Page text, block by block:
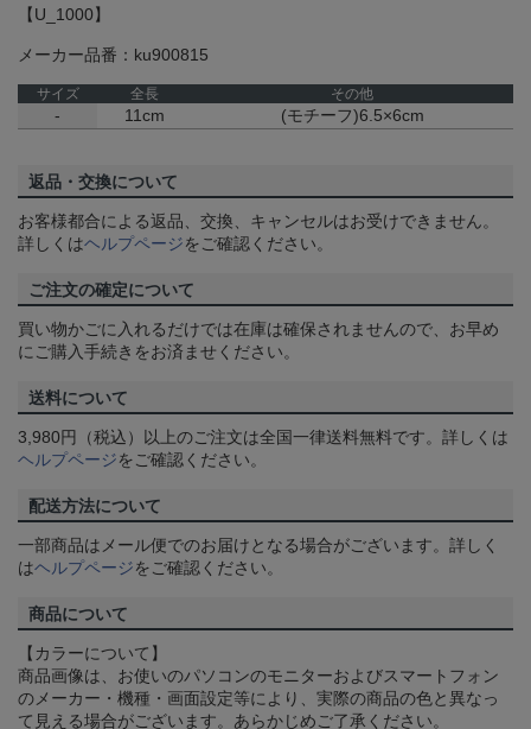
【U_1000】
メーカー品番：ku900815
サイズ 全長 その他
- 11cm (モチーフ)6.5×6cm
返品・交換について
お客様都合による返品、交換、キャンセルはお受けできません。
詳しくはヘルプページをご確認ください。
ご注文の確定について
買い物かごに入れるだけでは在庫は確保されませんので、お早め
にご購入手続きをお済ませください。
送料について
3,980円（税込）以上のご注文は全国一律送料無料です。詳しくは
ヘルプページをご確認ください。
配送方法について
一部商品はメール便でのお届けとなる場合がございます。詳しく
はヘルプページをご確認ください。
商品について
【カラーについて】
商品画像は、お使いのパソコンのモニターおよびスマートフォン
のメーカー・機種・画面設定等により、実際の商品の色と異なっ
て見える場合がございます。あらかじめご了承ください。